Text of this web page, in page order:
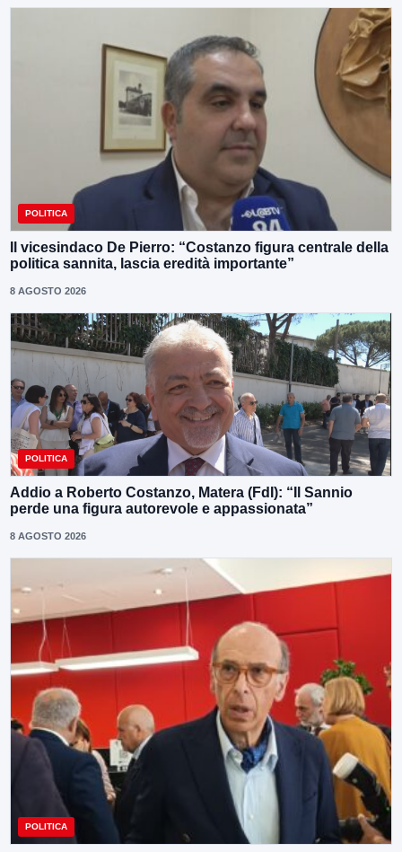
POLITICA
Il vicesindaco De Pierro: “Costanzo figura centrale della
politica sannita, lascia eredità importante”
8 AGOSTO 2026
POLITICA
Addio a Roberto Costanzo, Matera (FdI): “Il Sannio
perde una figura autorevole e appassionata”
8 AGOSTO 2026
POLITICA